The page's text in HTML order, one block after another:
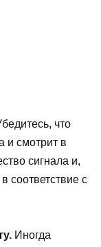
что
и смотрит в
сигнала и,
соответствие с
Иногда